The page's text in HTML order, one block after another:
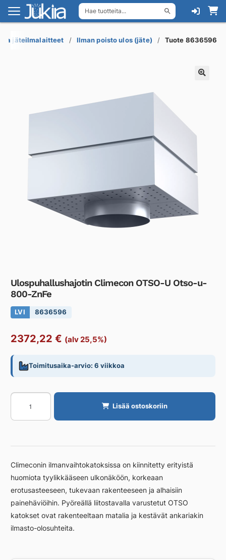
Hae tuotteita...
Siirry
navigointiin
Siirry
sisältöön
ja jäteilmalaitteet Ilman poisto ulos (jäte) Tuote 8636596
Ulospuhallushajotin Climecon OTSO-U Otso-u-
800-ZnFe
LVI 8636596
2372,22 € (alv 25,5%)
Toimitusaika-arvio: 6 viikkoa
Ulospuhallushajotin
Climecon
OTSO-
Otso-
800-
ZnFe
määrä
Lisää ostoskoriin
Climeconin ilmanvaihtokatoksissa on kiinnitetty erityistä
huomiota tyylikkääseen ulkonäköön, korkeaan
erotusasteeseen, tukevaan rakenteeseen ja alhaisiin
painehäviöihin. Pyöreällä liitostavalla varustetut OTSO
katokset ovat rakenteeltaan matalia ja kestävät ankariakin
ilmasto-olosuhteita.